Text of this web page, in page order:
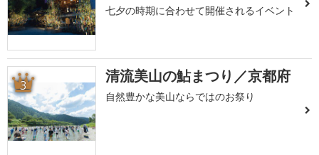
七夕の時期に合わせて開催されるイベント
3 清流美山の鮎まつり／京都府
自然豊かな美山ならではのお祭り